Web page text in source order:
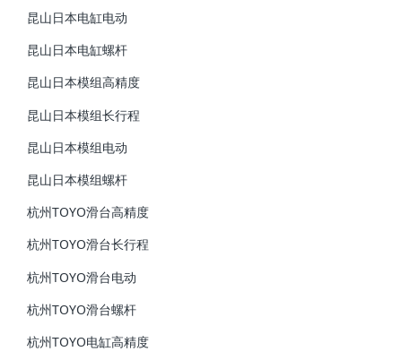
昆山日本电缸电动
昆山日本电缸螺杆
昆山日本模组高精度
昆山日本模组长行程
昆山日本模组电动
昆山日本模组螺杆
杭州TOYO滑台高精度
杭州TOYO滑台长行程
杭州TOYO滑台电动
杭州TOYO滑台螺杆
杭州TOYO电缸高精度